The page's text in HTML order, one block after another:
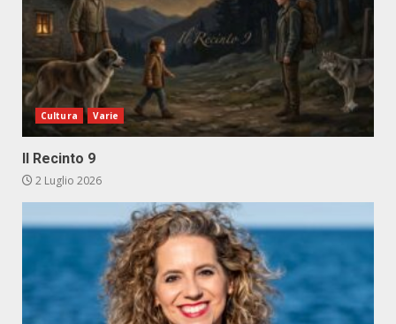
Cultura Varie
Il Recinto 9
2 Luglio 2026